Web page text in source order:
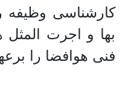
کارشناسی وظیفه
بها و اجرت المثل
فنی هوافضا را